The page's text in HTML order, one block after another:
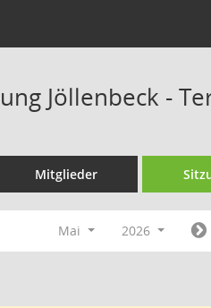
Jöllenbeck -
Mitglieder
Mai 2026